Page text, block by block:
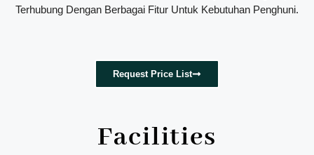
Terhubung Dengan Berbagai Fitur Untuk Kebutuhan Penghuni.
Request Price List
Facilities